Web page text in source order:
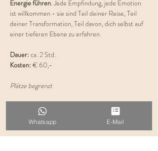
Energie führen. Jede Empfindung, jede Emotion
ist willkommen - sie sind Teil deiner Reise, Teil
deiner Transformation, Teil davon, dich selbst auf
einer tieferen Ebene zu erfahren.
Dauer: ca. 2 Std.
Kosten: € 60,-
Plätze begrenzt
Ich freue mich auf dich!
Deine Evelyn
Whatsapp E-Mail